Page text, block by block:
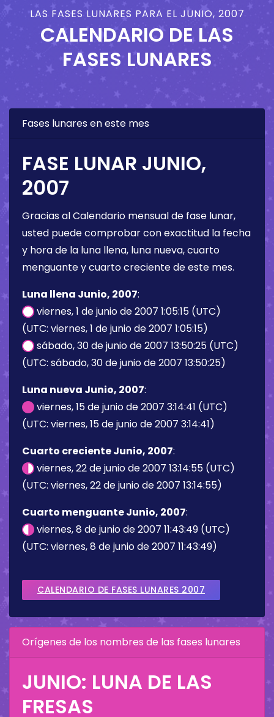
LAS FASES LUNARES PARA EL JUNIO, 2007
CALENDARIO DE LAS
FASES LUNARES
Fases lunares en este mes
FASE LUNAR JUNIO,
2007
Gracias al Calendario mensual de fase lunar,
usted puede comprobar con exactitud la fecha
y hora de la luna llena, luna nueva, cuarto
menguante y cuarto creciente de este mes.
Luna llena Junio, 2007:
viernes, 1 de junio de 2007 1:05:15 (UTC)
(UTC: viernes, 1 de junio de 2007 1:05:15)
sábado, 30 de junio de 2007 13:50:25 (UTC)
(UTC: sábado, 30 de junio de 2007 13:50:25)
Luna nueva Junio, 2007:
viernes, 15 de junio de 2007 3:14:41 (UTC)
(UTC: viernes, 15 de junio de 2007 3:14:41)
Cuarto creciente Junio, 2007:
viernes, 22 de junio de 2007 13:14:55 (UTC)
(UTC: viernes, 22 de junio de 2007 13:14:55)
Cuarto menguante Junio, 2007:
viernes, 8 de junio de 2007 11:43:49 (UTC)
(UTC: viernes, 8 de junio de 2007 11:43:49)
CALENDARIO DE FASES LUNARES 2007
Orígenes de los nombres de las fases lunares
JUNIO: LUNA DE LAS
FRESAS